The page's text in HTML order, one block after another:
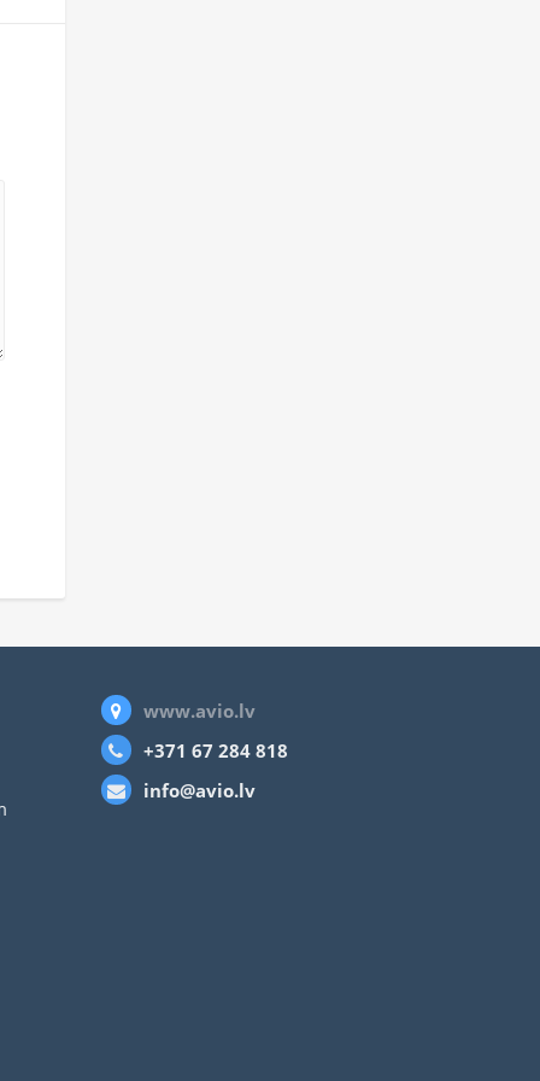
www.avio.lv
+371 67 284 818
info@avio.lv